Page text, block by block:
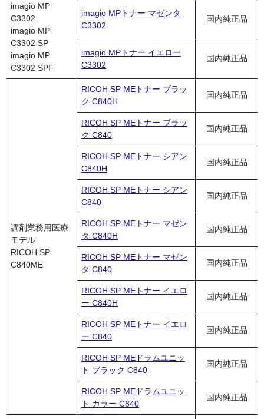
imagio MP
C3302
imagio MP
C3302 SP
imagio MP
C3302 SPF
imagio MPトナー マゼンタ
C3302
国内純正品
imagio MPトナー イエロー
C3302
国内純正品
調剤業務用医療
モデル
RICOH SP
C840ME
RICOH SP MEトナー ブラッ
ク C840H
国内純正品
RICOH SP MEトナー ブラッ
ク C840
国内純正品
RICOH SP MEトナー シアン
C840H
国内純正品
RICOH SP MEトナー シアン
C840
国内純正品
RICOH SP MEトナー マゼン
タ C840H
国内純正品
RICOH SP MEトナー マゼン
タ C840
国内純正品
RICOH SP MEトナー イエロ
ー C840H
国内純正品
RICOH SP MEトナー イエロ
ー C840
国内純正品
RICOH SP MEドラムユニッ
ト ブラック C840
国内純正品
RICOH SP MEドラムユニッ
ト カラー C840
国内純正品